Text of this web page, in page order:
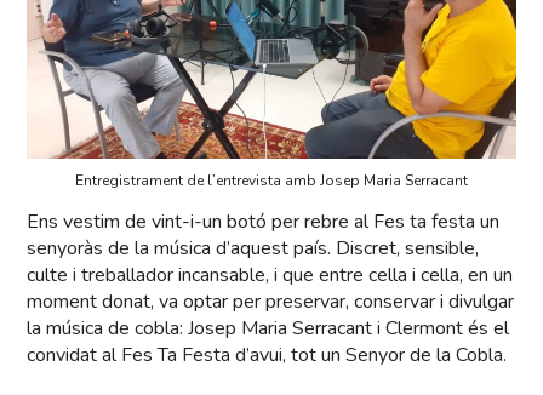
Entregistrament de l’entrevista amb Josep Maria Serracant
Ens vestim de vint-i-un botó per rebre al Fes ta festa un
senyoràs de la música d’aquest país. Discret, sensible,
culte i treballador incansable, i que entre cella i cella, en un
moment donat, va optar per preservar, conservar i divulgar
la música de cobla: Josep Maria Serracant i Clermont és el
convidat al Fes Ta Festa d’avui, tot un Senyor de la Cobla.